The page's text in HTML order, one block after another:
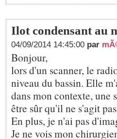
Ilot condensant au
04/09/2014 14:45:00 par
Bonjour,
lors d'un scanner, le
niveau du bassin. Elle
dans mon contexte, une
être sûr qu'il ne s'agit
En plus, je n'ai pas
Je ne vois mon